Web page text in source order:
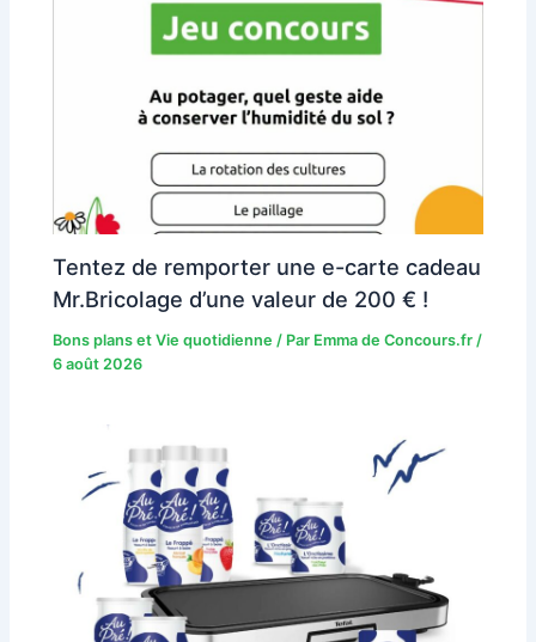
Tentez de remporter une e-carte cadeau
Mr.Bricolage d’une valeur de 200 € !
Bons plans et Vie quotidienne / Par Emma de Concours.fr/
6 août 2026